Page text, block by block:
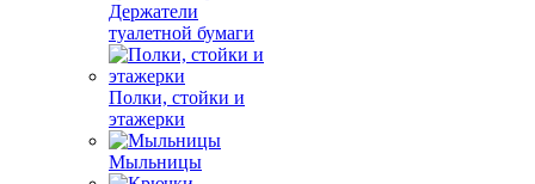
Держатели
туалетной бумаги
Полки, стойки и
этажерки
Мыльницы